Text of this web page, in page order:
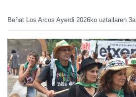
Beñat Los Arcos Ayerdi 2026ko uztailaren 3a